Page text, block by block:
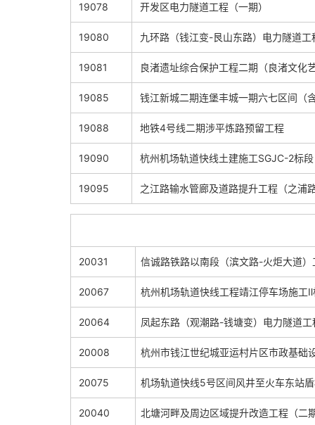
19078 开发区电力隧道工程（一期）
19080 九环路（钱江变-艮山东路）电力隧道工
19081 良渚遗址综合保护工程二期（良渚文化
19085 钱江新城二期连堡丰城一期六七区间（
19088 地铁4号线二期涉平炼路预留工程
19090 杭州机场轨道快线土建施工SGJC-2标段
19095 之江路输水管廊及道路提升工程（之浦
20031 信诚路铁路以南段（滨文路-
20067 杭州机场轨道快线工程靖江停车场施工
20064 凤起东路（观潮路-钱塘变）电力隧道
20008 杭州市钱江世纪城亚运村片区市政基
20075 机场轨道快线5号区间风井至火车东站
20040 北塘河畔及周边区域提升改造工程（二